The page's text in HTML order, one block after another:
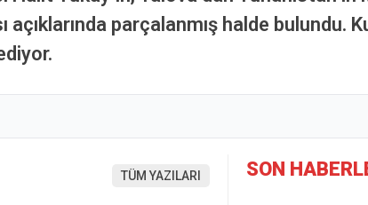
açıklarında parçalanmış halde bulundu.
TÜM YAZILARI SON